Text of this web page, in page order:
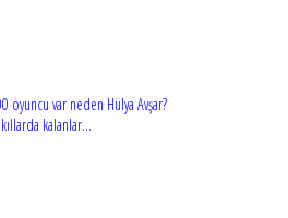
oyuncu var neden Hülya Avşar?